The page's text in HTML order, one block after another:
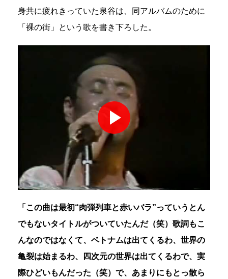
身共に疲れきっていた泉谷は、同アルバムのために
「裸の街」という歌を書き下ろした。
「この曲は最初“肉弾列車と赤いバラ”っていうとん
でもないタイトルがついていたんだ（笑）歌詞もこ
んなのではなくて、ベトナムは出てくるわ、世界の
亀裂は始まるわ、四次元の世界は出てくるわで、実
際ひどいもんだった（笑）で、あまりにもとっ散ら